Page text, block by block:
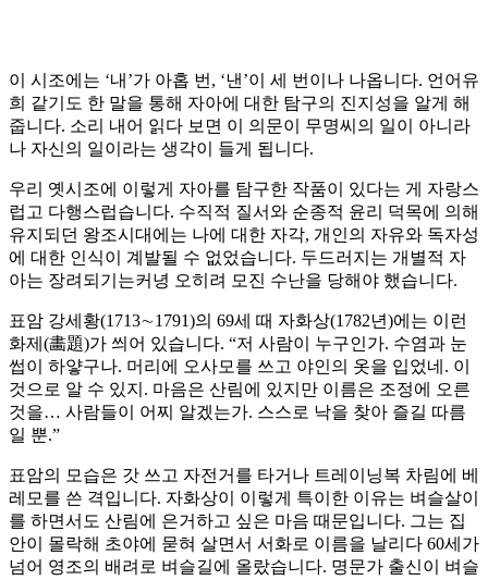
이 시조에는 ‘내’가 아홉 번, ‘낸’이 세 번이나 나옵니다. 언어유
희 같기도 한 말을 통해 자아에 대한 탐구의 진지성을 알게 해
줍니다. 소리 내어 읽다 보면 이 의문이 무명씨의 일이 아니라
나 자신의 일이라는 생각이 들게 됩니다.
우리 옛시조에 이렇게 자아를 탐구한 작품이 있다는 게 자랑스
럽고 다행스럽습니다. 수직적 질서와 순종적 윤리 덕목에 의해
유지되던 왕조시대에는 나에 대한 자각, 개인의 자유와 독자성
에 대한 인식이 계발될 수 없었습니다. 두드러지는 개별적 자
아는 장려되기는커녕 오히려 모진 수난을 당해야 했습니다.
표암 강세황(1713∼1791)의 69세 때 자화상(1782년)에는 이런
화제(畵題)가 씌어 있습니다. “저 사람이 누구인가. 수염과 눈
썹이 하얗구나. 머리에 오사모를 쓰고 야인의 옷을 입었네. 이
것으로 알 수 있지. 마음은 산림에 있지만 이름은 조정에 오른
것을… 사람들이 어찌 알겠는가. 스스로 낙을 찾아 즐길 따름
일 뿐.”
표암의 모습은 갓 쓰고 자전거를 타거나 트레이닝복 차림에 베
레모를 쓴 격입니다. 자화상이 이렇게 특이한 이유는 벼슬살이
를 하면서도 산림에 은거하고 싶은 마음 때문입니다. 그는 집
안이 몰락해 초야에 묻혀 살면서 서화로 이름을 날리다 60세가
넘어 영조의 배려로 벼슬길에 올랐습니다. 명문가 출신이 벼슬